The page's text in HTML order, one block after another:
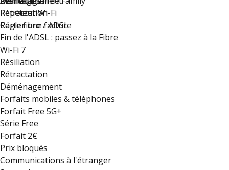
Rétractation
Régler une facture
Répéteur Wi-Fi
Carte fibre / ADSL
Fin de l'ADSL : passez à la Fibre
Wi-Fi 7
Résiliation
Rétractation
Déménagement
Forfaits mobiles & téléphones
Forfait Free 5G+
Série Free
Forfait 2€
Prix bloqués
Communications à l'étranger